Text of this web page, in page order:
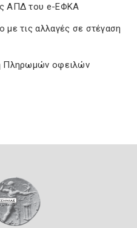
ΑΠΔ του e-ΕΦΚΑ
με τις αλλαγές σε στέγαση
Πληρωμών οφειλών